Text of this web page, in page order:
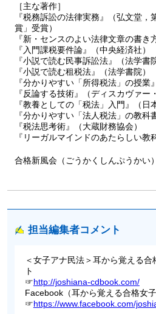
［主な著作］
『税務訴訟の法律実務』（弘文堂
賞」受賞）
『新・センスのよい法律文章の書き
『入門課税要件論』（中央経済社）
『小説で読む民事訴訟法』（法学書
『小説で読む租税法』（法学書院）
『分かりやすい「所得税法」の授業
『反論する技術』（ディスカヴァー
『教養としての「税法」入門』（日
『分かりやすい「法人税法」の教科
『税法思考術』（大蔵財務協会）
『リーガルマインドのあたらしい教
合格新風会（ごうかくしんぷうかい）
担当編集者コメント
＜女子アナ民法＞耳から覚える
ト
☞http://joshiana-cdbook.com/
Facebook（耳から覚える合格女子
☞https://www.facebook.com/